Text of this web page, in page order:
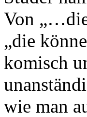
Von
„die
komisch
wie man